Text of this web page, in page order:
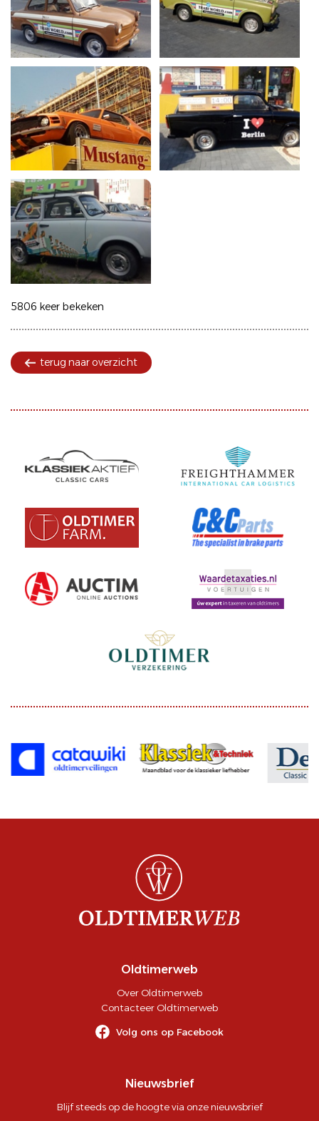
5806 keer bekeken
terug naar overzicht
Oldtimerweb
Over Oldtimerweb
Contacteer Oldtimerweb
Volg ons op Facebook
Nieuwsbrief
Blijf steeds op de hoogte via onze nieuwsbrief